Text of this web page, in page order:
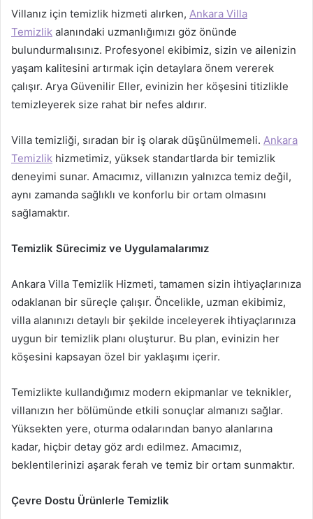
Villanız için temizlik hizmeti alırken, Ankara Villa
Temizlik alanındaki uzmanlığımızı göz önünde
bulundurmalısınız. Profesyonel ekibimiz, sizin ve ailenizin
yaşam kalitesini artırmak için detaylara önem vererek
çalışır. Arya Güvenilir Eller, evinizin her köşesini titizlikle
temizleyerek size rahat bir nefes aldırır.
Villa temizliği, sıradan bir iş olarak düşünülmemeli. Ankara
Temizlik hizmetimiz, yüksek standartlarda bir temizlik
deneyimi sunar. Amacımız, villanızın yalnızca temiz değil,
aynı zamanda sağlıklı ve konforlu bir ortam olmasını
sağlamaktır.
Temizlik Sürecimiz ve Uygulamalarımız
Ankara Villa Temizlik Hizmeti, tamamen sizin ihtiyaçlarınıza
odaklanan bir süreçle çalışır. Öncelikle, uzman ekibimiz,
villa alanınızı detaylı bir şekilde inceleyerek ihtiyaçlarınıza
uygun bir temizlik planı oluşturur. Bu plan, evinizin her
köşesini kapsayan özel bir yaklaşımı içerir.
Temizlikte kullandığımız modern ekipmanlar ve teknikler,
villanızın her bölümünde etkili sonuçlar almanızı sağlar.
Yüksekten yere, oturma odalarından banyo alanlarına
kadar, hiçbir detay göz ardı edilmez. Amacımız,
beklentilerinizi aşarak ferah ve temiz bir ortam sunmaktır.
Çevre Dostu Ürünlerle Temizlik